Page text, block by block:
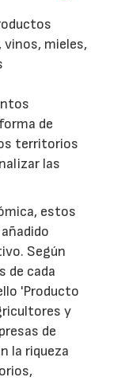
mieles,
de
territorios
las
estos
Según
de cada
'Producto
y
de
la riqueza